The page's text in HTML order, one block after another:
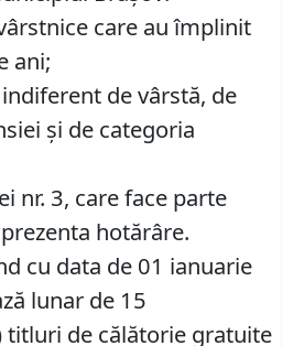
care au împlinit
ani;
de vârstă, de
şi de categoria
nr. 3, care face parte
hotărâre.
cu data de 01 ianuarie
lunar de 15
titluri de călătorie gratuite